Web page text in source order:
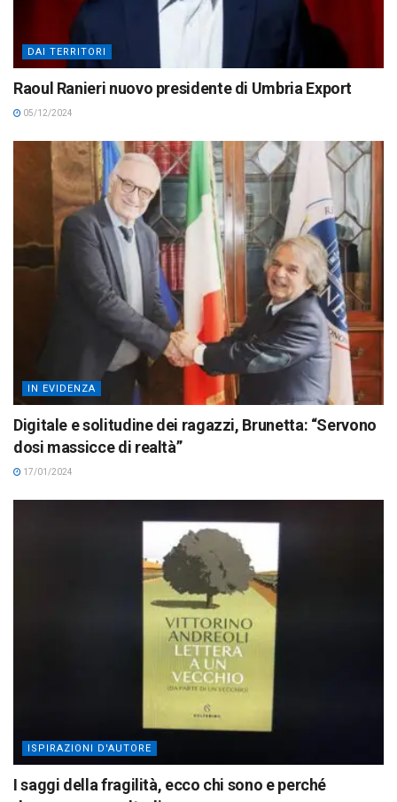
DAI TERRITORI
Raoul Ranieri nuovo presidente di Umbria Export
05/12/2024
IN EVIDENZA
Digitale e solitudine dei ragazzi, Brunetta: “Servono
dosi massicce di realtà”
17/01/2024
ISPIRAZIONI D'AUTORE
I saggi della fragilità, ecco chi sono e perché